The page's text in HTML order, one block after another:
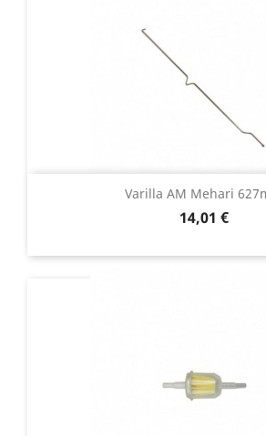
Varilla AM Mehari
Precio
14,01 €